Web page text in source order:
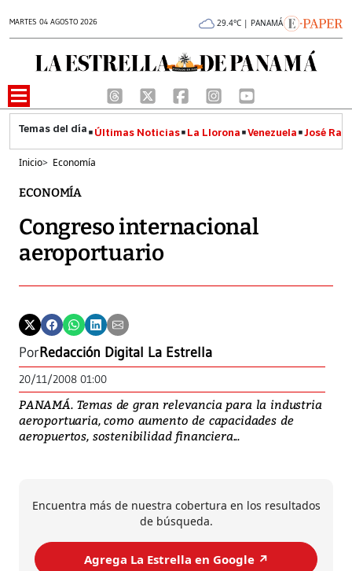
MARTES 04 AGOSTO 2026 29.4°C | PANAMÁ
Últimas Noticias La Llorona Venezuela José
Inicio> Economía
ECONOMÍA
Congreso internacional
aeroportuario
PorRedacción Digital La Estrella
20/11/2008 01:00
PANAMÁ. Temas de gran relevancia para la industria
aeroportuaria, como aumento de capacidades de
aeropuertos, sostenibilidad financiera...
Encuentra más de nuestra cobertura en los resultados
de búsqueda.
Agrega La Estrella en Google ↗️